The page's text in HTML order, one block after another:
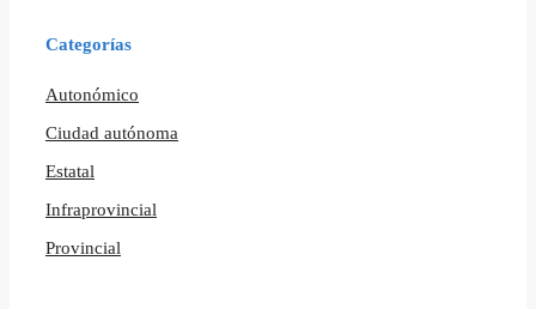
Categorías
Autonómico
Ciudad autónoma
Estatal
Infraprovincial
Provincial